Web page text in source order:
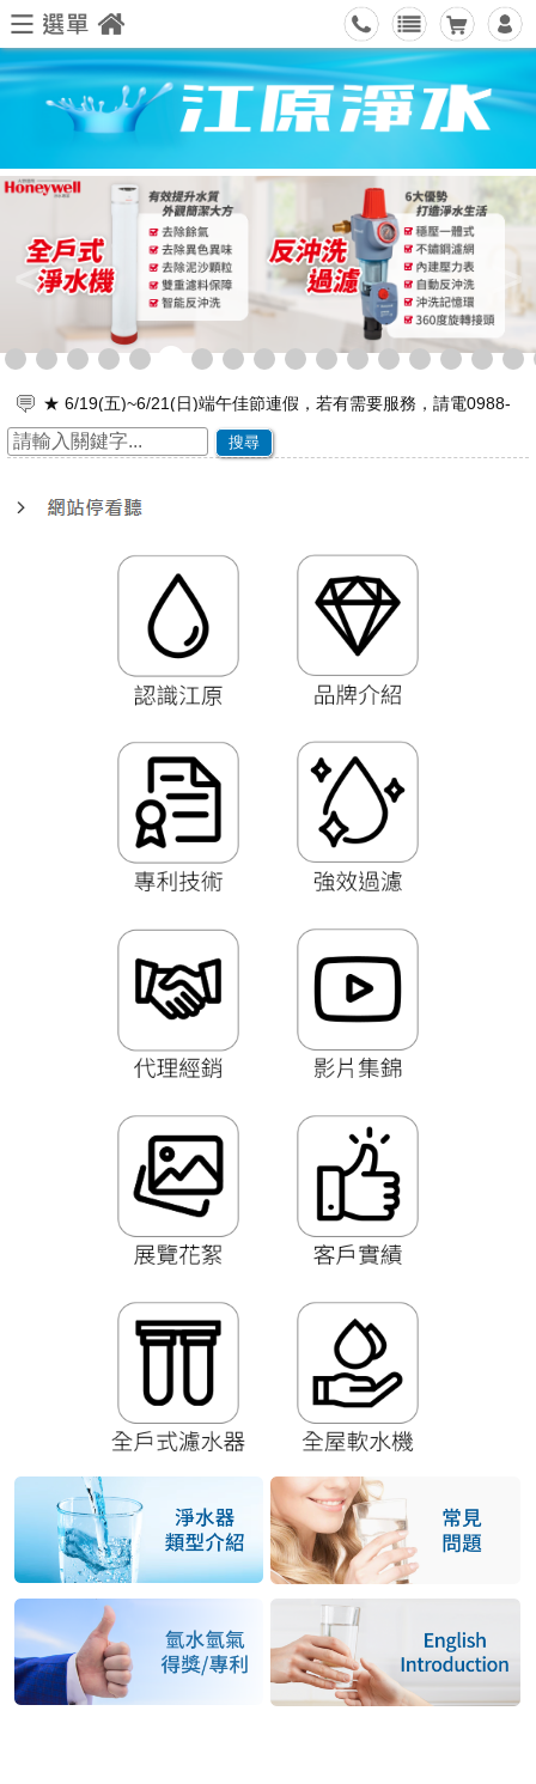
< >
☆ ★~歡迎您到留言版給我們加油打氣~☆ ★
舊雨新知、歡迎有空來坐坐～
☆ ★~歡迎光臨本站~☆ ★
★★狂賀 Hiend禧源優榮獲台灣精品大獎★★
全新吸氫機HC-300S上市,適逢溫馨五月母親節來臨,孝敬偉大媽咪
特價優惠中,歡迎來電洽詢
★ 6/19(五)~6/21(日)端午佳節連假，若有需要服務，請電0988-
搜尋